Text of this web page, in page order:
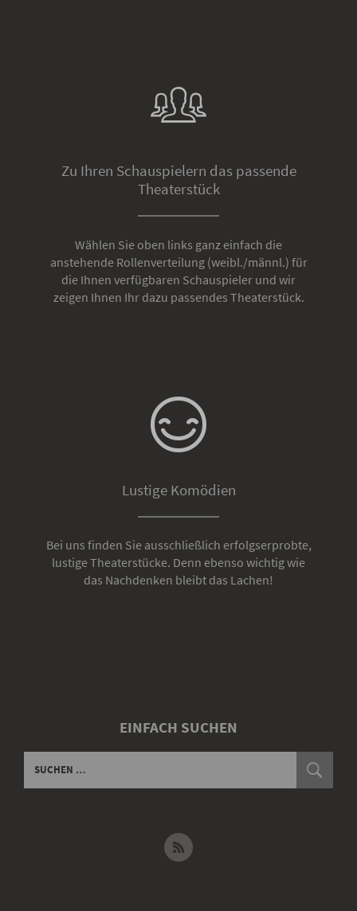
Zu Ihren Schauspielern das passende
Theaterstück
Wählen Sie oben links ganz einfach die
anstehende Rollenverteilung (weibl./männl.) für
die Ihnen verfügbaren Schauspieler und wir
zeigen Ihnen Ihr dazu passendes Theaterstück.
Lustige Komödien
Bei uns finden Sie ausschließlich erfolgserprobte,
lustige Theaterstücke. Denn ebenso wichtig wie
das Nachdenken bleibt das Lachen!
EINFACH SUCHEN